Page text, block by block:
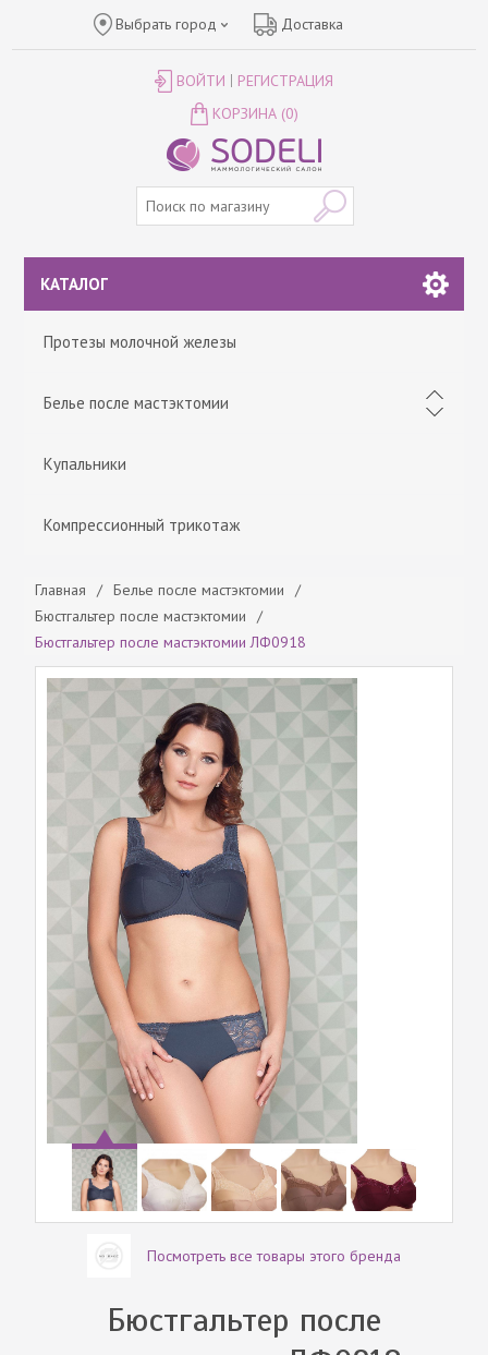
Выбрать город Доставка
ВОЙТИ
РЕГИСТРАЦИЯ
КОРЗИНА (0)
КАТАЛОГ
Протезы молочной железы
Белье после мастэктомии
Купальники
Компрессионный трикотаж
Главная / Белье после мастэктомии
/
Бюстгальтер после мастэктомии
/
Бюстгальтер после мастэктомии ЛФ0918
Посмотреть все товары этого бренда
Бюстгальтер после